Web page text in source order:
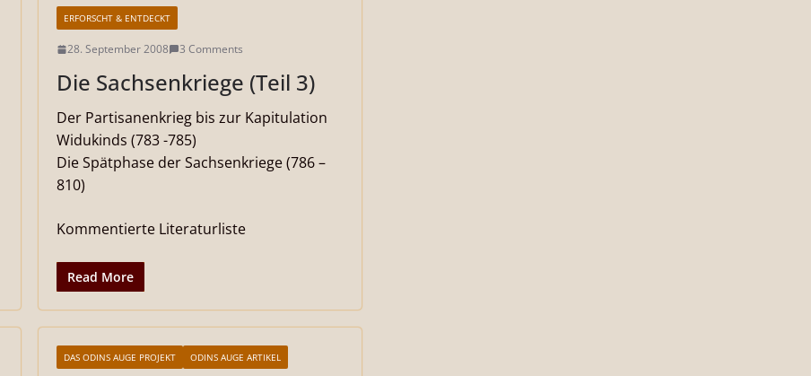
ERFORSCHT & ENTDECKT
28. September 2008 3 Comments
Die Sachsenkriege (Teil 3)
Der Partisanenkrieg bis zur Kapitulation
Widukinds (783 -785)
Die Spätphase der Sachsenkriege (786 –
810)
Kommentierte Literaturliste
Read More
DAS ODINS AUGE PROJEKT ODINS AUGE ARTIKEL